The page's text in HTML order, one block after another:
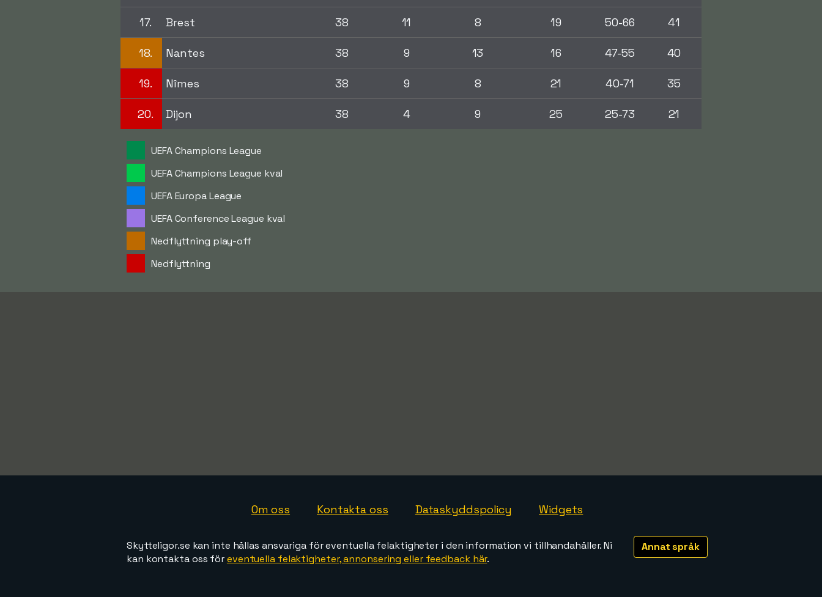
17. Brest 38 11 8 19 50-66 41
18. Nantes 38 9 13 16 47-55 40
19. Nîmes 38 9 8 21 40-71 35
20. Dijon 38 4 9 25 25-73 21
UEFA Champions League
UEFA Champions League kval
UEFA Europa League
UEFA Conference League kval
Nedflyttning play-off
Nedflyttning
Om oss Kontakta oss Dataskyddspolicy Widgets
Annat språk
Skytteligor.se kan inte hållas ansvariga för eventuella felaktigheter i den information vi tillhandahåller. Ni
kan kontakta oss föreventuella felaktigheter, annonsering eller feedback här.